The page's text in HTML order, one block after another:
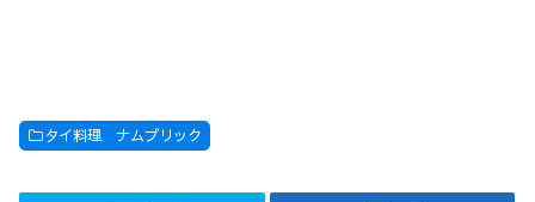
タイ料理 ナムプリック